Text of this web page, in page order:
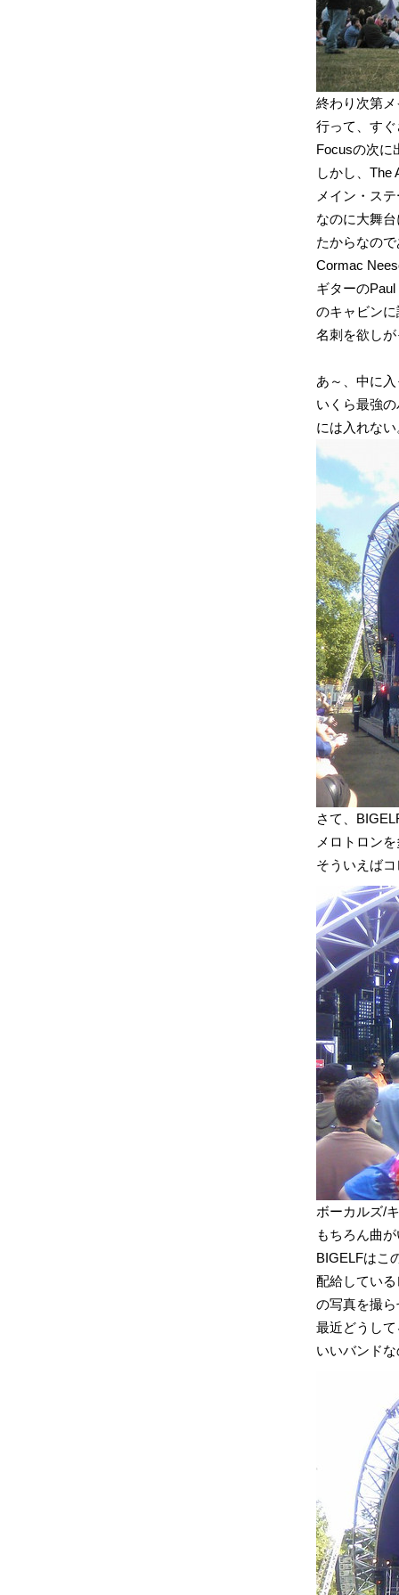
終わり次第
行って、す
Focusの次に
しかし、The
メイン・ス
なのに大舞
たからなの
Cormac
ギターの
のキャビン
名刺を欲し
あ～、中に
いくら最強
には入れな
さて、
メロトロン
そういえば
ボーカルズ/
もちろん曲
BIGELFはこ
配給してい
の写真を撮
最近どうし
いいバンド